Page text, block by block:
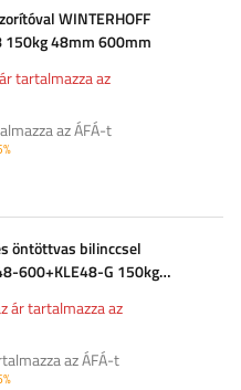
WINTERHOFF
150kg 48mm 600mm
tartalmazza az
az ÁFÁ-t
öntöttvas bilinccsel
600+KLE48-G 150kg
ár tartalmazza az
az ÁFÁ-t